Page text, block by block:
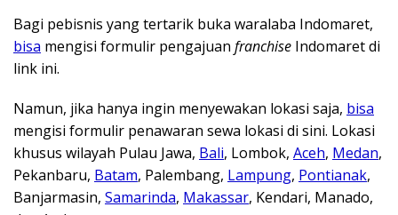
Bagi pebisnis yang tertarik buka waralaba Indomaret,
bisa mengisi formulir pengajuan franchise Indomaret di
link ini.
Namun, jika hanya ingin menyewakan lokasi saja, bisa
mengisi formulir penawaran sewa lokasi di sini. Lokasi
khusus wilayah Pulau Jawa, Bali, Lombok, Aceh, Medan,
Pekanbaru, Batam, Palembang, Lampung, Pontianak,
Banjarmasin, Samarinda, Makassar, Kendari, Manado,